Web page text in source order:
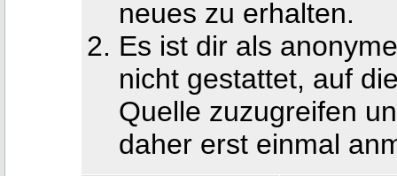
neues zu erhalten.
Es ist dir als
nicht gestattet, auf
Quelle zuzugreifen
daher erst einmal